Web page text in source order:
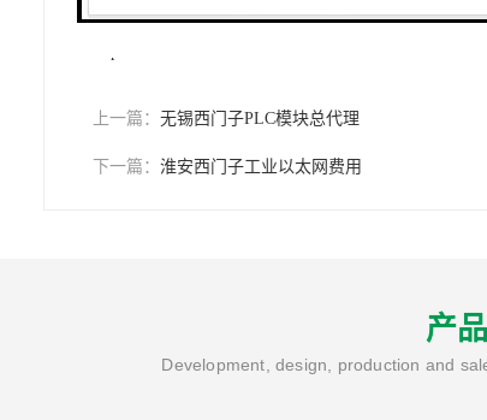
上一篇： 无锡西门子PLC模块总代理
下一篇： 淮安西门子工业以太网费用
产
Development, design, production and